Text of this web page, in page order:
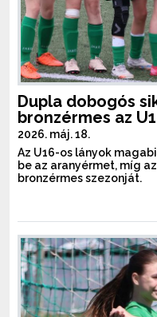
Dupla dobogós
bronzérmes az
2026. máj. 18.
Az U16-os lányok
be az aranyérmet, míg
bronzérmes szezonját.